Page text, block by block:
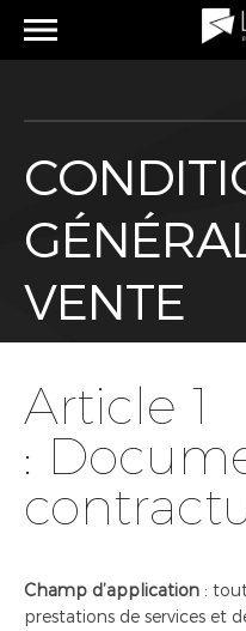
Cloud
VENTE
Article 1
:
Champ d’application :
prestations de services et